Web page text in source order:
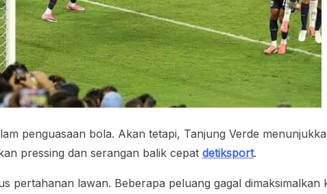
penguasaan bola. Akan tetapi, Tanjung Verde
pressing dan serangan balik cepat detiksport.
pertahanan lawan. Beberapa peluang gagal dimaksimalkan